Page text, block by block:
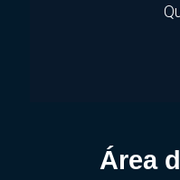
Área